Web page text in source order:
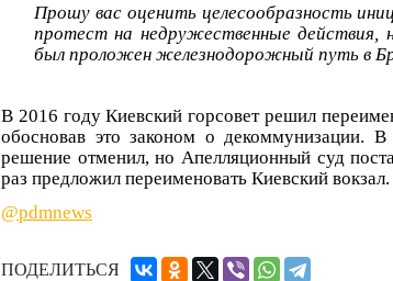
Прошу вас оценить целесообразность
протест на недружественные действия,
был проложен железнодорожный путь в
В 2016 году Киевский горсовет решил
обосновав это законом о декоммунизации.
решение отменил, но Апелляционный суд
раз предложил переименовать Киевский
@pdmnews
ПОДЕЛИТЬСЯ